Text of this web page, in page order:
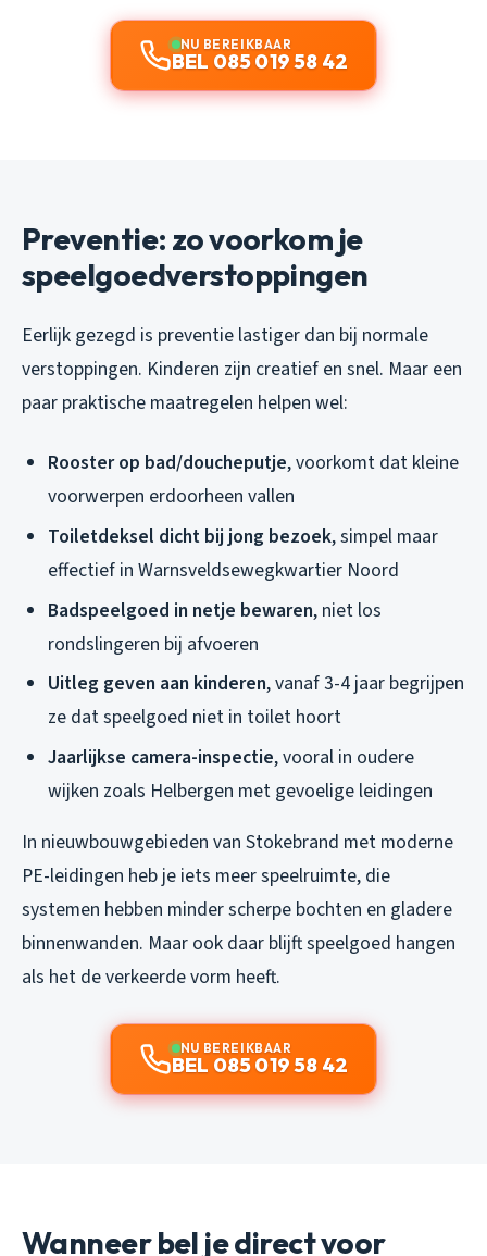
NU BEREIKBAAR
BEL 085 019 58 42
Preventie: zo voorkom je
speelgoedverstoppingen
Eerlijk gezegd is preventie lastiger dan bij normale
verstoppingen. Kinderen zijn creatief en snel. Maar een
paar praktische maatregelen helpen wel:
Rooster op bad/doucheputje, voorkomt dat kleine
voorwerpen erdoorheen vallen
Toiletdeksel dicht bij jong bezoek, simpel maar
effectief in Warnsveldsewegkwartier Noord
Badspeelgoed in netje bewaren, niet los
rondslingeren bij afvoeren
Uitleg geven aan kinderen, vanaf 3-4 jaar begrijpen
ze dat speelgoed niet in toilet hoort
Jaarlijkse camera-inspectie, vooral in oudere
wijken zoals Helbergen met gevoelige leidingen
In nieuwbouwgebieden van Stokebrand met moderne
PE-leidingen heb je iets meer speelruimte, die
systemen hebben minder scherpe bochten en gladere
binnenwanden. Maar ook daar blijft speelgoed hangen
als het de verkeerde vorm heeft.
NU BEREIKBAAR
BEL 085 019 58 42
Wanneer bel je direct voor